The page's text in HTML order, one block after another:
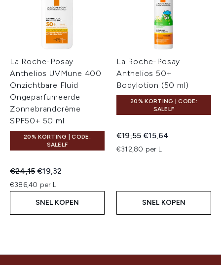
La Roche-Posay
Anthelios UVMune 400
Onzichtbare Fluid
Ongeparfumeerde
Zonnebrandcrème
SPF50+ 50 ml
20% KORTING | CODE:
SALELF
Recommended Retail Price:
€24,15Huidige prijs:
€19,32
€386,40 per L
SNEL KOPEN
La Roche-Posay
Anthelios 50+
Bodylotion (50 ml)
20% KORTING | CODE:
SALELF
Recommended Retail Price:
€19,55Huidige prijs:
€15,64
€312,80 per L
SNEL KOPEN